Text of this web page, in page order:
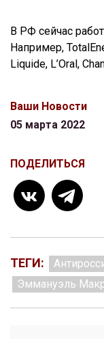
В РФ сейчас
Например,
Liquide, L’Oral,
Ваши Новости
05 марта 2022
ПОДЕЛИТЬСЯ
ТЕГИ:
Эммануэль